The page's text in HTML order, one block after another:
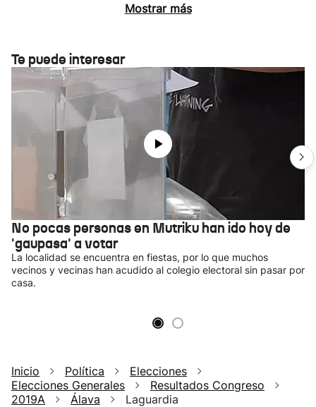
Mostrar más
Te puede interesar
No pocas personas en Mutriku han ido hoy de
'gaupasa' a votar
La localidad se encuentra en fiestas, por lo que muchos
vecinos y vecinas han acudido al colegio electoral sin pasar por
casa.
Inicio Política
Elecciones
Elecciones Generales
Resultados Congreso
2019A
Álava Laguardia